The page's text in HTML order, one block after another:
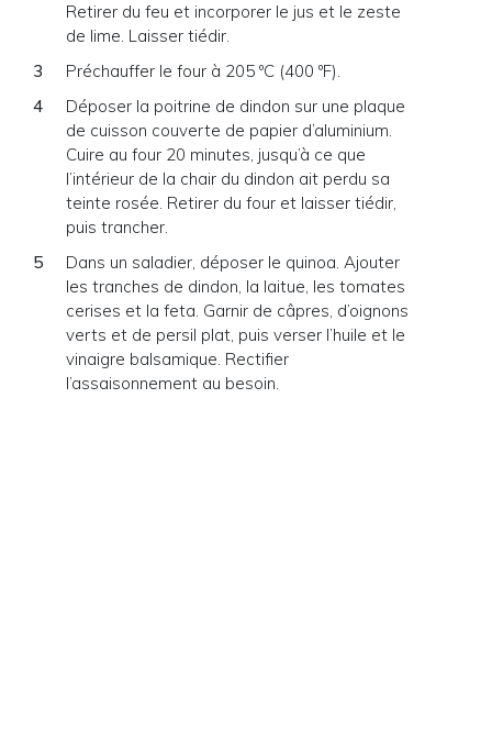
Retirer du feu et incorporer le jus et le zeste
de lime. Laisser tiédir.
Préchauffer le four à 205 ºC (400 ºF).
Déposer la poitrine de dindon sur une plaque
de cuisson couverte de papier d’aluminium.
Cuire au four 20 minutes, jusqu’à ce que
l’intérieur de la chair du dindon ait perdu sa
teinte rosée. Retirer du four et laisser tiédir,
puis trancher.
Dans un saladier, déposer le quinoa. Ajouter
les tranches de dindon, la laitue, les tomates
cerises et la feta. Garnir de câpres, d’oignons
verts et de persil plat, puis verser l’huile et le
vinaigre balsamique. Rectifier
l’assaisonnement au besoin.